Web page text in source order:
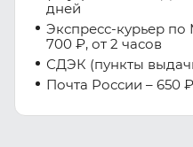
дней
Экспресс-курьер по
700 ₽, от 2 часов
СДЭК (пункты
Почта России – 650